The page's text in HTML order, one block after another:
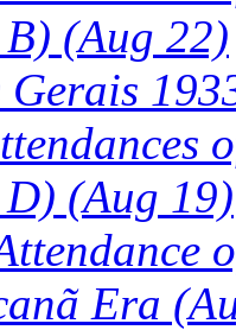
(Aug 22)
D) (Aug 19)
Era